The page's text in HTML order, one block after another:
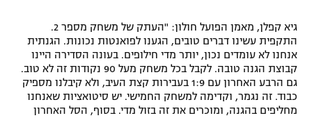
גיא קפלן, מאמן הפועל חולון: "העתק של משחק מספר 2.
התקפית עשינו דברים טובים, הגענו לפואנטות נכונות. הגנתית
אנחנו לא עומדים נכון, יותר מדי חילופים. בעונה הסדירה היינו
קבוצת הגנה טובה. לקבל בכל משחק מעל 90 נקודות זה לא טוב.
גם הרבע האחרון עם 1:9 בעבירות קצת העיב, ולא קיבלנו מספיק
כבוד. זה נגמר, וקדימה למשחק החמישי. יש סיטואציות שאנחנו
מחליפים בהגנה, ומוכרים את זה בזול מדי. בסוף, הסל האחרון